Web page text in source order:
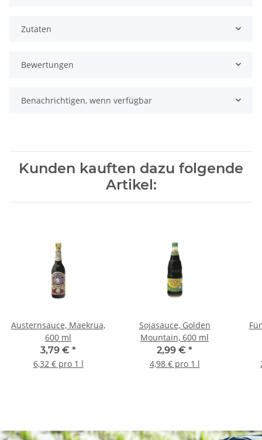
Zutaten
Bewertungen
Benachrichtigen, wenn verfügbar
Kunden kauften dazu folgende
Artikel:
Austernsauce, Maekrua,
600 ml
3,79 € *
6,32 € pro 1 l
Sojasauce, Golden
Mountain, 600 ml
2,99 € *
4,98 € pro 1 l